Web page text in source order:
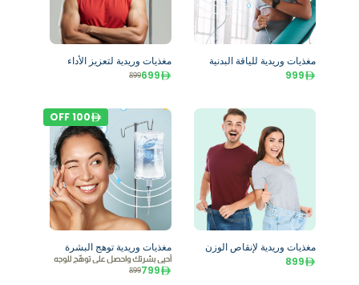
مغذيات وريدية للياقة البدنية
999
مغذيات وريدية لتعزيز الأداء
699
899
مغذيات وريدية لإنقاص الوزن
899
مغذيات وريدية توهج البشرة
أحيي بشرتك واحصل على توهّج للوجه
799
899
100
OFF